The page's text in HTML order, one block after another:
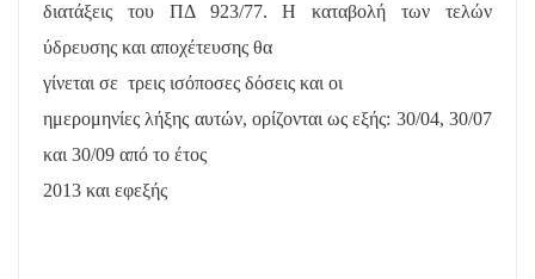
διατάξεις του ΠΔ 923/77. Η καταβολή των τελών
ύδρευσης και αποχέτευσης θα
γίνεται σε τρεις ισόποσες δόσεις και οι
ημερομηνίες λήξης αυτών, ορίζονται ως εξής: 30/04, 30/07
και 30/09 από το έτος
2013 και εφεξής